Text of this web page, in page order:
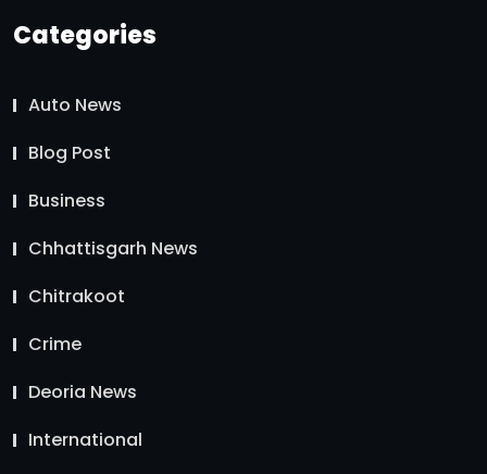
Categories
Auto News
Blog Post
Business
Chhattisgarh News
Chitrakoot
Crime
Deoria News
International